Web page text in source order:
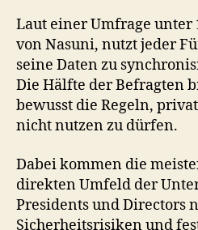
Laut einer Umfrage unter
von Nasuni, nutzt jeder
seine Daten zu
Die Hälfte der Befragten
bewusst die Regeln,
nicht nutzen zu dürfen.
Dabei kommen die
direkten Umfeld der
Presidents und Directors
Sicherheitsrisiken und